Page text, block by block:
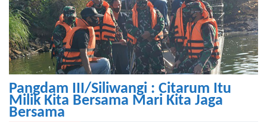
Pangdam III/Siliwangi : Citarum Itu
Milik Kita Bersama Mari Kita Jaga
Bersama